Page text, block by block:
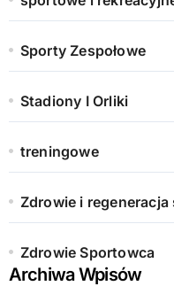
Sporty Zespołowe
Stadiony I Orliki
treningowe
Zdrowie i
Zdrowie Sportowca
Archiwa Wpisów